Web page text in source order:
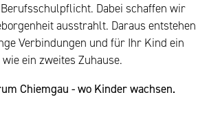
Dabei schaffen wir
ausstrahlt. Daraus entstehen
Verbindungen und für Ihr Kind ein
ein zweites Zuhause.
Chiemgau - wo Kinder wachsen.